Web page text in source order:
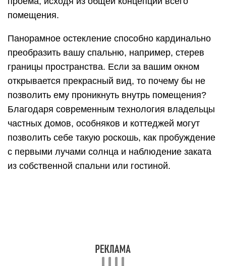
Отливы и козырьки
пластиковых окон
Пластиковое окно — это не только стеклопакет и
рама, но и целый ряд дополнительных
элементов, без которых окно в целом не будет
иметь законченного вида и не прослужит долгое
время. Например, обладателям окон из ПВХ
никак не обойтись без таких специальных
приспособлений, как отливы и козырьки, которые
Отливы и козырьки предназначены не только
для отвода осадков, но и для